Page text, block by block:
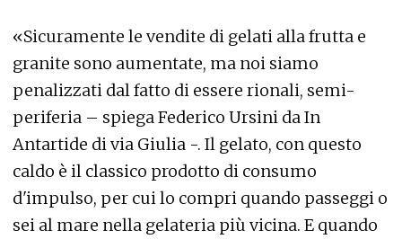
«Sicuramente le vendite di gelati alla frutta e
granite sono aumentate, ma noi siamo
penalizzati dal fatto di essere rionali, semi-
periferia – spiega Federico Ursini da In
Antartide di via Giulia -. Il gelato, con questo
caldo è il classico prodotto di consumo
d'impulso, per cui lo compri quando passeggi o
sei al mare nella gelateria più vicina. E quando